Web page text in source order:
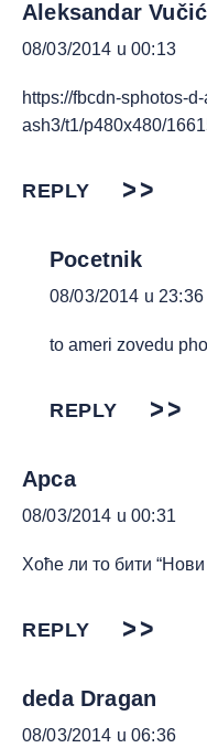
Aleksandar Vučić
08/03/2014 u 00:13
https://fbcdn-sphotos-
ash3/t1/p480x480/
REPLY
Pocetnik
08/03/2014 u 23:36
to ameri zovedu
REPLY
Арса
08/03/2014 u 00:31
Хоће ли то бити
REPLY
deda Dragan
08/03/2014 u 06:36